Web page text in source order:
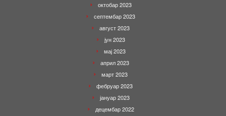
октобар 2023
септембар 2023
август 2023
јун 2023
мај 2023
април 2023
март 2023
фебруар 2023
јануар 2023
децембар 2022